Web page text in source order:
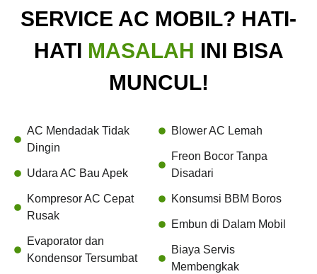
SERVICE AC MOBIL? HATI-
HATI MASALAH INI BISA
MUNCUL!
AC Mendadak Tidak
Dingin
Udara AC Bau Apek
Kompresor AC Cepat
Rusak
Evaporator dan
Kondensor Tersumbat
Blower AC Lemah
Freon Bocor Tanpa
Disadari
Konsumsi BBM Boros
Embun di Dalam Mobil
Biaya Servis
Membengkak